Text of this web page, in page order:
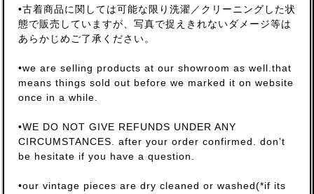
•古着商品に関しては可能な限り洗濯／クリーニングした状
態で販売していますが、写真で捉えきれないダメージ等は
あらかじめご了承ください。
•we are selling products at our showroom as well.that
means things sold out before we marked it on website
once in a while.
•WE DO NOT GIVE REFUNDS UNDER ANY
CIRCUMSTANCES. after your order confirmed. don’t
be hesitate if you have a question.
•our vintage pieces are dry cleaned or washed(*if its